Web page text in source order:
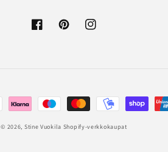
FacebookPinterestInstagram
© 2026, Stine Vuokila Shopify-verkkokaupat